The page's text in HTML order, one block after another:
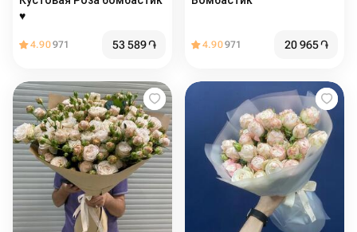
♥️
4.90971 53 589֏ 4.90971 20 965֏